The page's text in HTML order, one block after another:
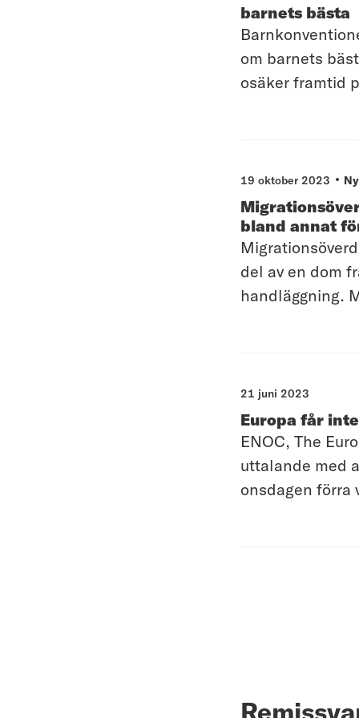
barnets bästa
om barnets
osäker framtid
19 oktober 2023
bland annat
del av en dom
handläggning.
21 juni 2023
Europa får
ENOC, The
uttalande med
onsdagen förra